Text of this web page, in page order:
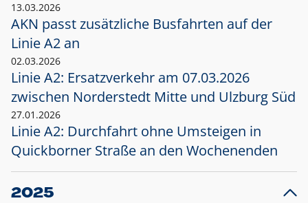
13.03.2026
AKN passt zusätzliche Busfahrten auf der
Linie A2 an
02.03.2026
Linie A2: Ersatzverkehr am 07.03.2026
zwischen Norderstedt Mitte und Ulzburg Süd
27.01.2026
Linie A2: Durchfahrt ohne Umsteigen in
Quickborner Straße an den Wochenenden
2025